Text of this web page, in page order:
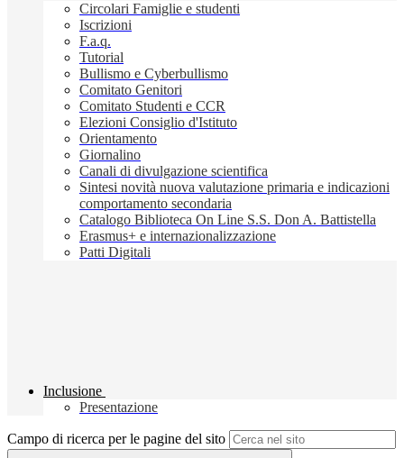
Circolari Famiglie e studenti
Iscrizioni
F.a.q.
Tutorial
Bullismo e Cyberbullismo
Comitato Genitori
Comitato Studenti e CCR
Elezioni Consiglio d'Istituto
Orientamento
Giornalino
Canali di divulgazione scientifica
Sintesi novità nuova valutazione primaria e indicazioni
comportamento secondaria
Catalogo Biblioteca On Line S.S. Don A. Battistella
Erasmus+ e internazionalizzazione
Patti Digitali
Inclusione
Presentazione
Campo di ricerca per le pagine del sito